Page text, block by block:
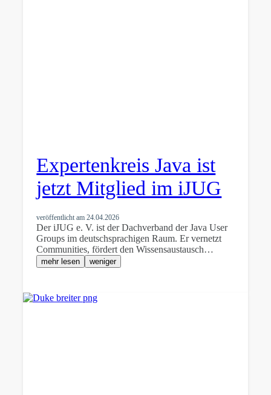
Expertenkreis Java ist
jetzt Mitglied im iJUG
veröffentlicht am24.04.2026
Der iJUG e. V. ist der Dachverband der Java User
Groups im deutschsprachigen Raum. Er vernetzt
Communities, fördert den Wissensaustausch…
mehr lesen weniger